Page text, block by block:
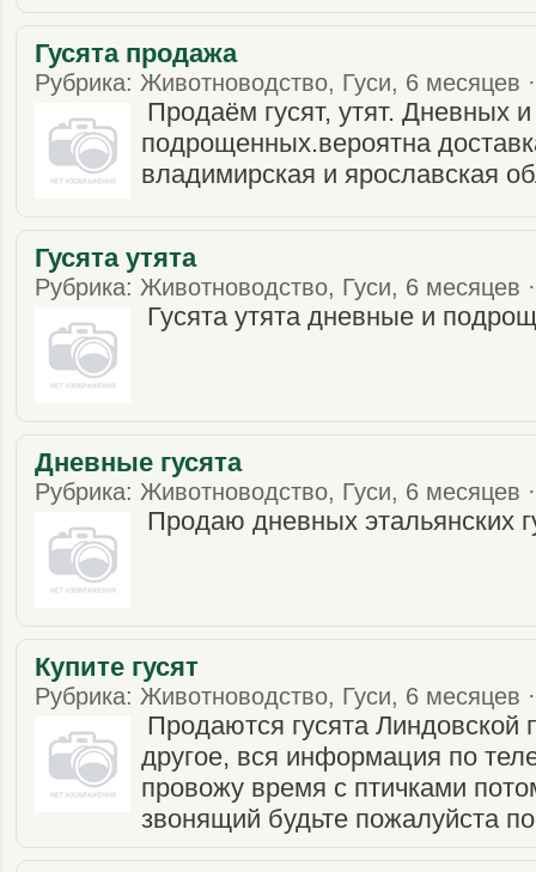
Гусята продажа
Рубрика: Животноводство, Гуси, 6 месяцев
Продаём гусят, утят. Дневных и
подрощенных.вероятна
владимирская и ярославская
Гусята утята
Рубрика: Животноводство, Гуси, 6 месяцев
Гусята утята дневные и
Дневные гусята
Рубрика: Животноводство, Гуси, 6 месяцев
Продаю дневных этальянских
Купите гусят
Рубрика: Животноводство, Гуси, 6 месяцев
Продаются гусята Линдовской
другое, вся информация по
провожу время с птичками
звонящий будьте пожалуйста